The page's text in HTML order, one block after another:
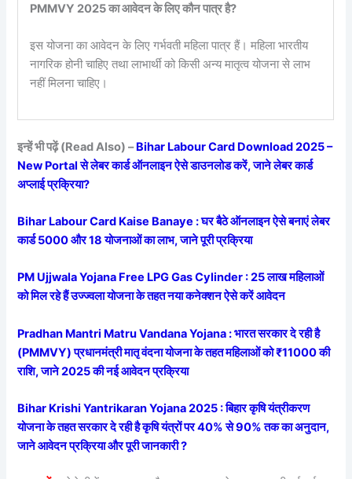
PMMVY 2025 का आवेदन के लिए कौन पात्र है?
इस योजना का आवेदन के लिए गर्भवती महिला पात्र हैं। महिला भारतीय
नागरिक होनी चाहिए तथा लाभार्थी को किसी अन्य मातृत्व योजना से लाभ
नहीं मिलना चाहिए।
इन्हें भी पढ़ें (Read Also) –Bihar Labour Card Download 2025 –
New Portal से लेबर कार्ड ऑनलाइन ऐसे डाउनलोड करें, जाने लेबर कार्ड
अप्लाई प्रक्रिया?
Bihar Labour Card Kaise Banaye : घर बैठे ऑनलाइन ऐसे बनाएं लेबर
कार्ड 5000 और 18 योजनाओं का लाभ, जाने पूरी प्रक्रिया
PM Ujjwala Yojana Free LPG Gas Cylinder : 25 लाख महिलाओं
को मिल रहे हैं उज्ज्वला योजना के तहत नया कनेक्शन ऐसे करें आवेदन
Pradhan Mantri Matru Vandana Yojana : भारत सरकार दे रही है
(PMMVY) प्रधानमंत्री मातृ वंदना योजना के तहत महिलाओं को ₹11000 की
राशि, जाने 2025 की नई आवेदन प्रक्रिया
Bihar Krishi Yantrikaran Yojana 2025 : बिहार कृषि यंत्रीकरण
योजना के तहत सरकार दे रही है कृषि यंत्रों पर 40% से 90% तक का अनुदान,
जाने आवेदन प्रक्रिया और पूरी जानकारी ?